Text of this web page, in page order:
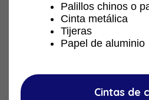
Palillos chinos o
Cinta metálica
Tijeras
Papel de aluminio
Cintas de